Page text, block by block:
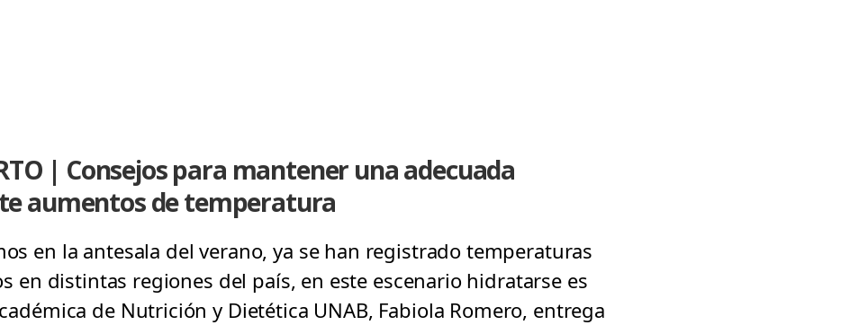
| Consejos para mantener una adecuada
aumentos de temperatura
en la antesala del verano, ya se han registrado temperaturas
en distintas regiones del país, en este escenario hidratarse es
de Nutrición y Dietética UNAB, Fabiola Romero, entrega